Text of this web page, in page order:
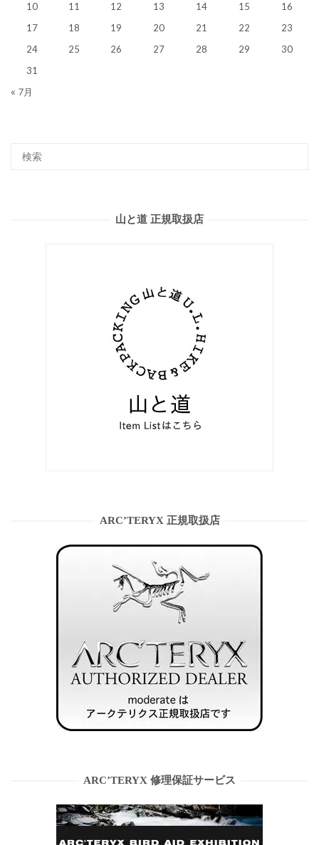
10 11 12 13 14 15
16
17
18 19 20 21 22
23
24
25 26 27 28 29
30
31
« 7月
山と道 正規取扱店
ARC’TERYX 正規取扱店
ARC’TERYX 修理保証サービス